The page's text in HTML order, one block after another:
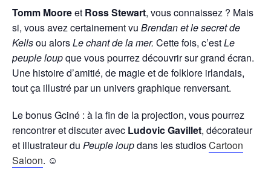
Tomm Mooreet Ross Stewart, vous connaissez ? Mais
si, vous avez certainement vu Brendan et le secret de
Kellsou alorsLe chant de la mer. Cette fois, c’estLe
peuple loupque vous pourrez découvrir sur grand écran.
Une histoire d’amitié, de magie et de folklore irlandais,
tout ça illustré par un univers graphique renversant.
Le bonus Gciné : à la fin de la projection, vous pourrez
rencontrer et discuter avec Ludovic Gavillet, décorateur
et illustrateur du Peuple loupdans les studiosCartoon
Saloon. ☺